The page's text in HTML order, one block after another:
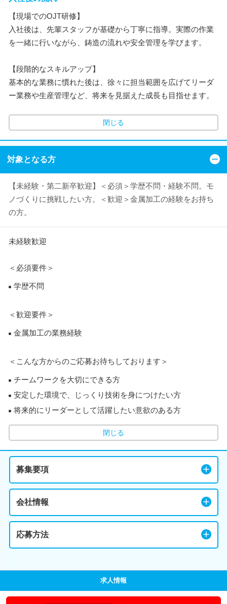
【現場でのOJT研修】
入社後は、先輩スタッフが基礎から丁寧に指導。実際の作業
を一緒に行いながら、鋳造の流れや安全管理を学びます。
【段階的なスキルアップ】
基本的な業務に慣れた後は、徐々に担当範囲を広げてリーダ
ー業務や生産管理など、将来を見据えた成長も目指せます。
閉じる
対象となる方
【未経験・第二新卒歓迎】＜必須＞学歴不問・経験不問。モ
ノづくりに挑戦したい方。＜歓迎＞金属加工の経験をお持ち
の方。
未経験歓迎
＜必須要件＞
学歴不問
＜歓迎要件＞
金属加工の業務経験
＜こんな方からのご応募お待ちしております＞
チームワークを大切にできる方
安定した環境で、じっくり技術を身につけたい方
将来的にリーダーとして活躍したい意欲のある方
閉じる
募集要項
会社情報
応募方法
求人情報